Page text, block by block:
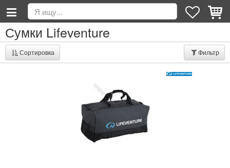
Сумки Lifeventure
Сортировка Фильтр